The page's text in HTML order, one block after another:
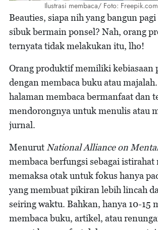
Ilustrasi membaca/ Foto:
Beauties, siapa nih yang bangun
sibuk bermain ponsel? Nah, orang
ternyata tidak melakukan itu, lho!
Orang produktif memiliki kebiasaan
dengan membaca buku atau
halaman membaca bermanfaat dan
mendorongnya untuk menulis atau
jurnal.
MenurutNational Alliance on
membaca berfungsi sebagai
memaksa otak untuk fokus hanya
yang membuat pikiran lebih lincah
seiring waktu. Bahkan, hanya 10-15
membaca buku, artikel, atau